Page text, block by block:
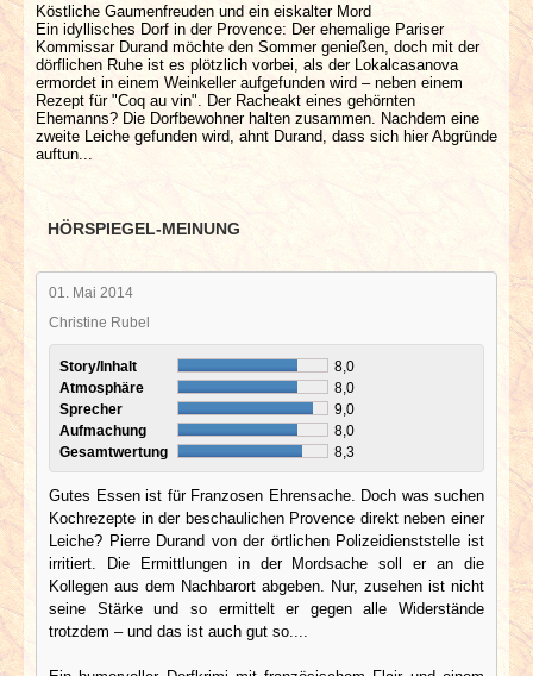
Köstliche Gaumenfreuden und ein eiskalter Mord
Ein idyllisches Dorf in der Provence: Der ehemalige Pariser
Kommissar Durand möchte den Sommer genießen, doch mit der
dörflichen Ruhe ist es plötzlich vorbei, als der Lokalcasanova
ermordet in einem Weinkeller aufgefunden wird – neben einem
Rezept für "Coq au vin". Der Racheakt eines gehörnten
Ehemanns? Die Dorfbewohner halten zusammen. Nachdem eine
zweite Leiche gefunden wird, ahnt Durand, dass sich hier Abgründe
auftun...
HÖRSPIEGEL-MEINUNG
01. Mai 2014
Christine Rubel
Story/Inhalt
8,0
Atmosphäre
8,0
Sprecher
9,0
Aufmachung
8,0
Gesamtwertung
8,3
Gutes Essen ist für Franzosen Ehrensache. Doch was suchen
Kochrezepte in der beschaulichen Provence direkt neben einer
Leiche? Pierre Durand von der örtlichen Polizeidienststelle ist
irritiert. Die Ermittlungen in der Mordsache soll er an die
Kollegen aus dem Nachbarort abgeben. Nur, zusehen ist nicht
seine Stärke und so ermittelt er gegen alle Widerstände
trotzdem – und das ist auch gut so....